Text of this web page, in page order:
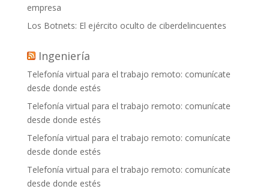
empresa
Los Botnets: El ejército oculto de ciberdelincuentes
Ingeniería
Telefonía virtual para el trabajo remoto: comunícate
desde donde estés
Telefonía virtual para el trabajo remoto: comunícate
desde donde estés
Telefonía virtual para el trabajo remoto: comunícate
desde donde estés
Telefonía virtual para el trabajo remoto: comunícate
desde donde estés